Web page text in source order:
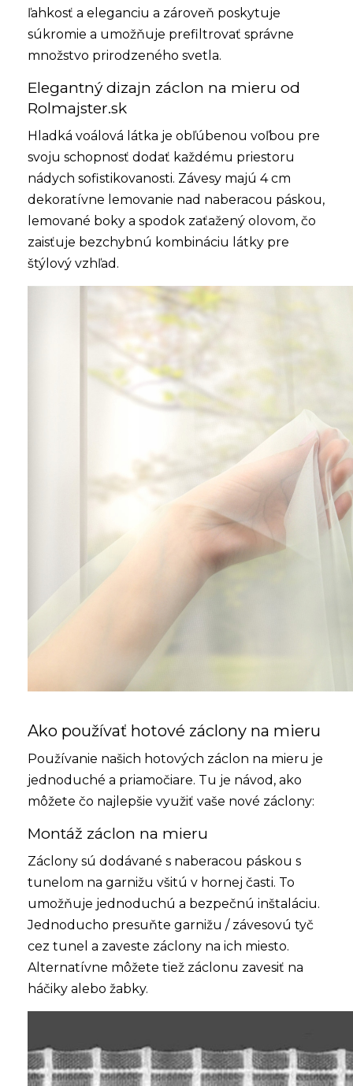
ľahkosť a eleganciu a zároveň poskytuje
súkromie a umožňuje prefiltrovať správne
množstvo prirodzeného svetla.
Elegantný dizajn záclon na mieru od
Rolmajster.sk
Hladká voálová látka je obľúbenou voľbou pre
svoju schopnosť dodať každému priestoru
nádych sofistikovanosti. Závesy majú 4 cm
dekoratívne lemovanie nad naberacou páskou,
lemované boky a spodok zaťažený olovom, čo
zaisťuje bezchybnú kombináciu látky pre
štýlový vzhľad.
Ako používať hotové záclony na mieru
Používanie našich hotových záclon na mieru je
jednoduché a priamočiare. Tu je návod, ako
môžete čo najlepšie využiť vaše nové záclony:
Montáž záclon na mieru
Záclony sú dodávané s naberacou páskou s
tunelom na garnižu všitú v hornej časti. To
umožňuje jednoduchú a bezpečnú inštaláciu.
Jednoducho presuňte garnižu / závesovú tyč
cez tunel a zaveste záclony na ich miesto.
Alternatívne môžete tiež záclonu zavesiť na
háčiky alebo žabky.